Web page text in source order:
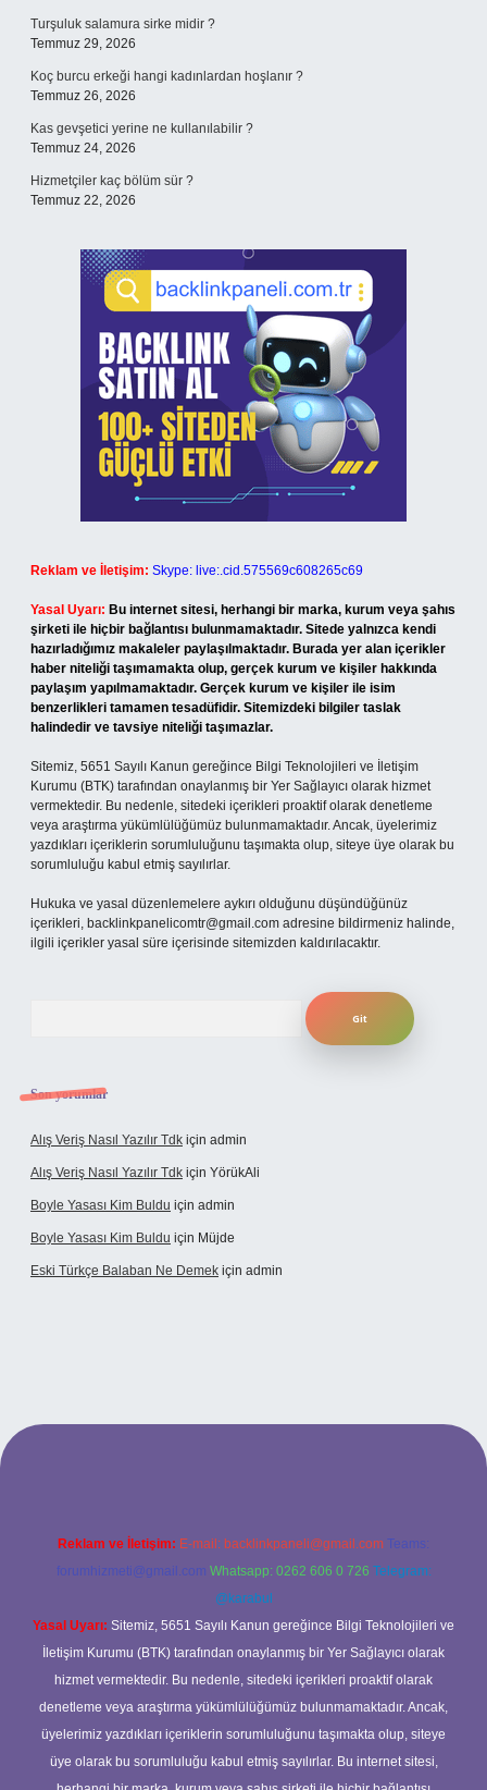
Turşuluk salamura sirke midir ?
Temmuz 29, 2026
Koç burcu erkeği hangi kadınlardan hoşlanır ?
Temmuz 26, 2026
Kas gevşetici yerine ne kullanılabilir ?
Temmuz 24, 2026
Hizmetçiler kaç bölüm sür ?
Temmuz 22, 2026
Reklam ve İletişim: Skype: live:.cid.575569c608265c69
Yasal Uyarı: Bu internet sitesi, herhangi bir marka, kurum veya şahıs
şirketi ile hiçbir bağlantısı bulunmamaktadır. Sitede yalnızca kendi
hazırladığımız makaleler paylaşılmaktadır. Burada yer alan içerikler
haber niteliği taşımamakta olup, gerçek kurum ve kişiler hakkında
paylaşım yapılmamaktadır. Gerçek kurum ve kişiler ile isim
benzerlikleri tamamen tesadüfidir. Sitemizdeki bilgiler taslak
halindedir ve tavsiye niteliği taşımazlar.
Sitemiz, 5651 Sayılı Kanun gereğince Bilgi Teknolojileri ve İletişim
Kurumu (BTK) tarafından onaylanmış bir Yer Sağlayıcı olarak hizmet
vermektedir. Bu nedenle, sitedeki içerikleri proaktif olarak denetleme
veya araştırma yükümlülüğümüz bulunmamaktadır. Ancak, üyelerimiz
yazdıkları içeriklerin sorumluluğunu taşımakta olup, siteye üye olarak bu
sorumluluğu kabul etmiş sayılırlar.
Hukuka ve yasal düzenlemelere aykırı olduğunu düşündüğünüz
içerikleri, backlinkpanelicomtr@gmail.com adresine bildirmeniz halinde,
ilgili içerikler yasal süre içerisinde sitemizden kaldırılacaktır.
Son yorumlar
Alış Veriş Nasıl Yazılır Tdk için admin
Alış Veriş Nasıl Yazılır Tdk için YörükAli
Boyle Yasası Kim Buldu için admin
Boyle Yasası Kim Buldu için Müjde
Eski Türkçe Balaban Ne Demek için admin
casino
Reklam ve İletişim: E-mail: backlinkpaneli@gmail.com Teams:
forumhizmeti@gmail.com Whatsapp: 0262 606 0 726 Telegram:
@karabul
Yasal Uyarı: Sitemiz, 5651 Sayılı Kanun gereğince Bilgi Teknolojileri ve
İletişim Kurumu (BTK) tarafından onaylanmış bir Yer Sağlayıcı olarak
hizmet vermektedir. Bu nedenle, sitedeki içerikleri proaktif olarak
denetleme veya araştırma yükümlülüğümüz bulunmamaktadır. Ancak,
üyelerimiz yazdıkları içeriklerin sorumluluğunu taşımakta olup, siteye
üye olarak bu sorumluluğu kabul etmiş sayılırlar. Bu internet sitesi,